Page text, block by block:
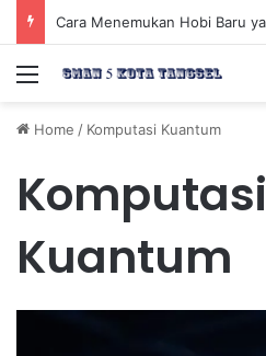
Menu
Home / Komputasi Kuantum
Komputasi
Kuantum